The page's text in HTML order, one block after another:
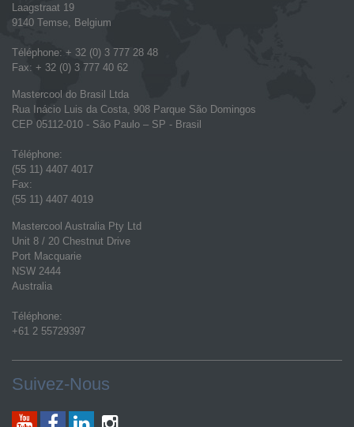
Laagstraat 19
9140 Temse, Belgium
Téléphone: + 32 (0) 3 777 28 48
Fax: + 32 (0) 3 777 40 62
Mastercool do Brasil Ltda
Rua Inácio Luis da Costa, 908 Parque São Domingos
CEP 05112-010 - São Paulo – SP - Brasil
Téléphone:
(55 11) 4407 4017
Fax:
(55 11) 4407 4019
Mastercool Australia Pty Ltd
Unit 8 / 20 Chestnut Drive
Port Macquarie
NSW 2444
Australia
Téléphone:
+61 2 55729397
Suivez-Nous